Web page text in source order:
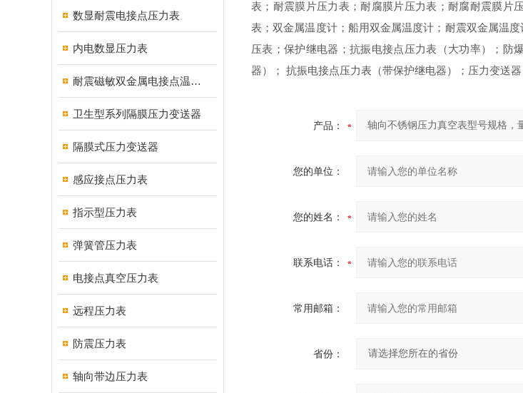
数显耐震电接点压力表
内电数显压力表
耐震磁敏双金属电接点温度计
卫生型系列隔膜压力变送器
隔膜式压力变送器
感应接点压力表
指示型压力表
弹簧管压力表
电接点真空压力表
远程压力表
防震压力表
轴向带边压力表
表；耐震膜片压力表；耐腐膜片压力表；耐腐耐震膜片
表；双金属温度计；船用双金属温度计；耐震双金属温
压表；保护继电器；抗振电接点压力表（大功率）；防
器）；
抗振电接点压力表（带保护继电器）；压力变送
产品：
您的单位：
您的姓名：
联系电话：
常用邮箱：
省份：